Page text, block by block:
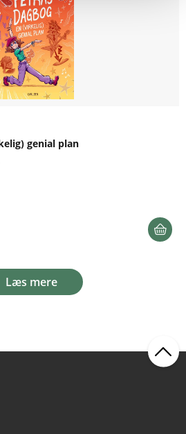
genial plan
Læs mere